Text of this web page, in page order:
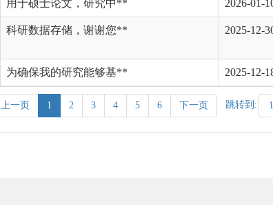
用于硕士论文，研究中** 2026-01-
科研数据存储，谢谢您** 2025-12-
为确保我的研究能够基** 2025-12-
上一页 1 2 3 4 5 6 下一页 跳转到: